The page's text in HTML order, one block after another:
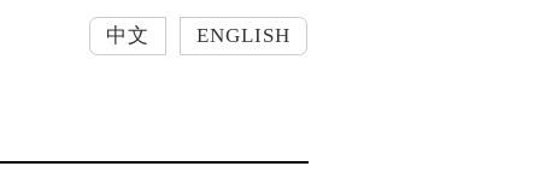
ENGLISH